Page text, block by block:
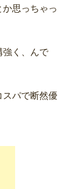
思っちゃっ
強く、んで
パで断然優